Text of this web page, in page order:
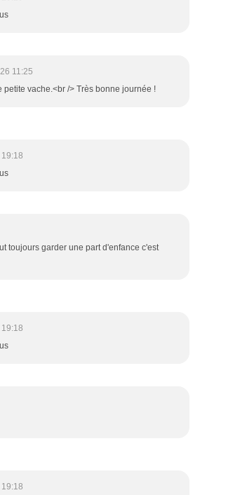
11:25
petite vache.<br /> Très bonne journée !
toujours garder une part d'enfance c'est